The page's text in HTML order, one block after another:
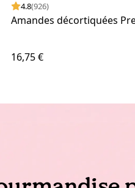
4.8(926)
Amandes décortiquées
16,75 €